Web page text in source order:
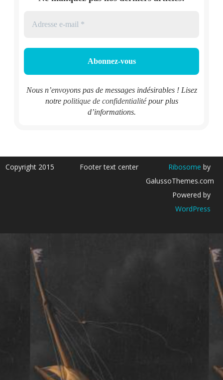
Nous n’envoyons pas de messages indésirables ! Lisez
notre politique de confidentialitépour plus
d’informations.
Copyright 2015 Footer text center Ribosome by
GalussoThemes.com
Powered by
WordPress